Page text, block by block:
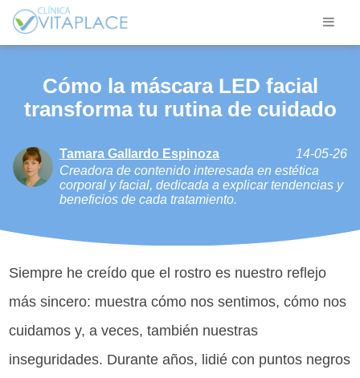
Cómo la máscara LED facial
transforma tu rutina de cuidado
Tamara Gallardo Espinoza
14-05-26
Creadora de contenido interesada en estética
corporal y facial, dedicada a explicar tendencias y
beneficios de cada tratamiento.
Siempre he creído que el rostro es nuestro reflejo
más sincero: muestra cómo nos sentimos, cómo nos
cuidamos y, a veces, también nuestras
inseguridades. Durante años, lidié con puntos negros